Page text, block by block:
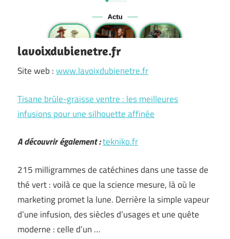
lavoixdubienetre.fr
Site web :www.lavoixdubienetre.fr
Tisane brûle-graisse ventre : les meilleures
infusions pour une silhouette affinée
A découvrir également :tekniko.fr
215 milligrammes de catéchines dans une tasse de
thé vert : voilà ce que la science mesure, là où le
marketing promet la lune. Derrière la simple vapeur
d’une infusion, des siècles d’usages et une quête
moderne : celle d’un …